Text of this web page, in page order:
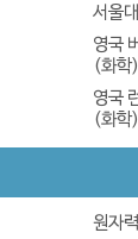
서울
영국
(화학)
영국
(화학)
원자